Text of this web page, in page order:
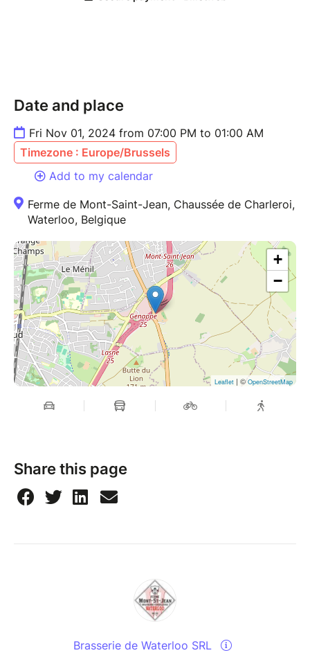
Date and place
Fri Nov 01, 2024 from 07:00 PM to 01:00 AM
Timezone : Europe/Brussels
Add to my calendar
Ferme de Mont-Saint-Jean, Chaussée de Charleroi,
Waterloo, Belgique
+
−
Leaflet | ©OpenStreetMap
Share this page
Brasserie de Waterloo SRL